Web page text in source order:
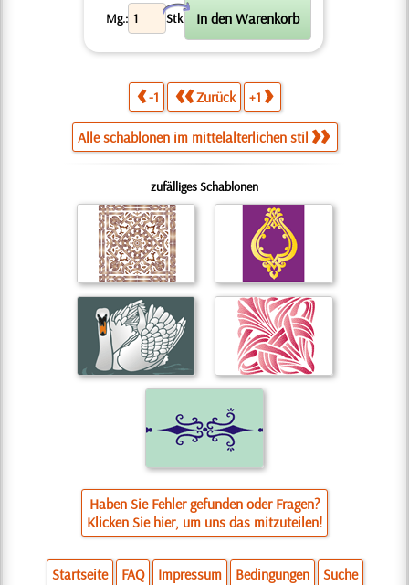
Mg.: Stk.
X
-1 Zurück +1
Alle schablonen im mittelalterlichen stil
zufälliges Schablonen
Haben Sie Fehler gefunden oder Fragen?
Klicken Sie hier, um uns das mitzuteilen!
Startseite FAQ Impressum Bedingungen Suche